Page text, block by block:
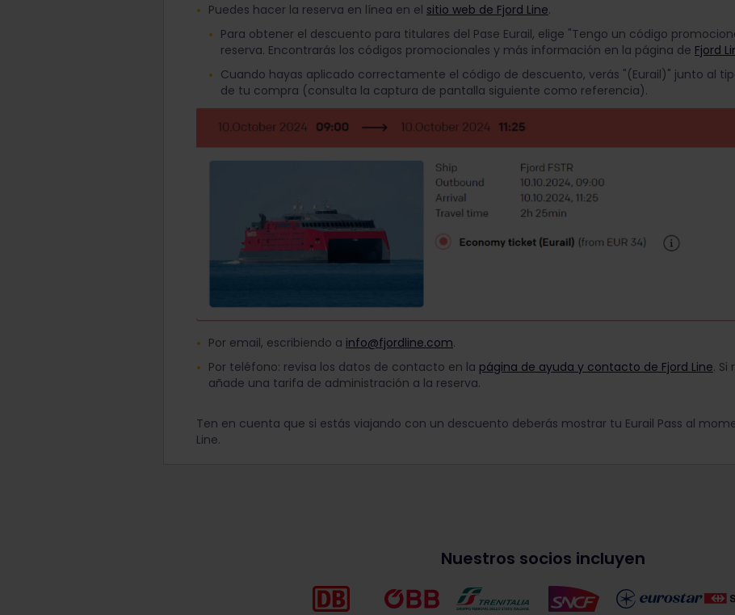
Puedes hacer la reserva en línea en el sitio web de Fjord Line.
Para obtener el descuento para titulares del Pase Eurail, elige "Tengo un código
reserva. Encontrarás los códigos promocionales y más información en la página de Fjord
Cuando hayas aplicado correctamente el código de descuento, verás "(Eurail)" junto al
de tu compra (consulta la captura de pantalla siguiente como referencia).
Por email, escribiendo a info@fjordline.com.
Por teléfono: revisa los datos de contacto en la página de ayuda y contacto de Fjord Line. Si
añade una tarifa de administración a la reserva.
Ten en cuenta que si estás viajando con un descuento deberás mostrar tu Eurail Pass al
Line.
Nuestros socios incluyen